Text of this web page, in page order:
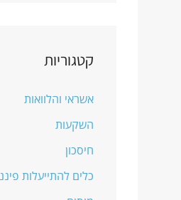
c
f
o
r
קטגוריות
אשראי והלוואות
השקעות
חיסכון
כלים להתייעלות